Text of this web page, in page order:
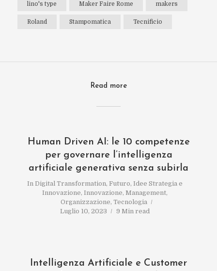
lino's type Maker Faire Rome makers
Roland Stampomatica Tecnificio
Read more
Human Driven AI: le 10 competenze
per governare l’intelligenza
artificiale generativa senza subirla
In Digital Transformation, Futuro, Idee Strategia e
Innovazione, Innovazione, Management,
Organizzazione, Tecnologia
Luglio 10, 2023
9 Min read
Intelligenza Artificiale e Customer